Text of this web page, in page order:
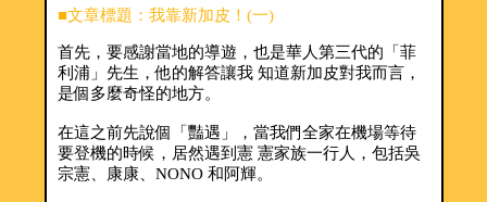
■文章標題：我靠新加皮！(一)
首先，要感謝當地的導遊，也是華人第三代的「菲
利浦」先生，他的解答讓我 知道新加皮對我而言，
是個多麼奇怪的地方。
在這之前先說個「豔遇」，當我們全家在機場等待
要登機的時候，居然遇到憲 憲家族一行人，包括吳
宗憲、康康、NONO 和阿輝。